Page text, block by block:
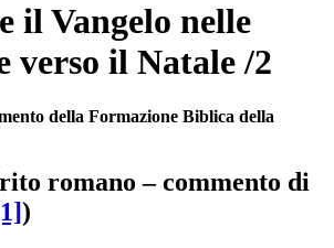
il Vangelo nelle
verso il Natale /2
della Formazione Biblica della
romano – commento di
)